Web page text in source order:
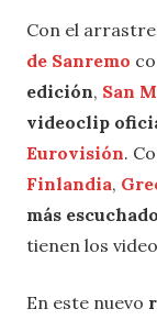
Con el arrastre
de Sanremo
edición, San
videoclip
Eurovisión.
Finlandia,
más
tienen los
En este nuevo